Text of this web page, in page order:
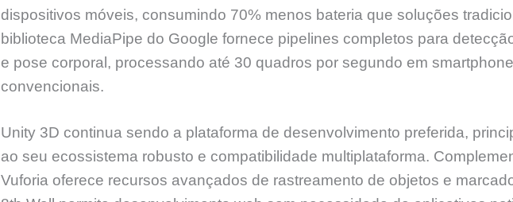
dispositivos móveis, consumindo 70% menos bateria que soluções
biblioteca MediaPipe do Google fornece pipelines completos para
e pose corporal, processando até 30 quadros por segundo em
convencionais.
Unity 3D continua sendo a plataforma de desenvolvimento preferida,
ao seu ecossistema robusto e compatibilidade multiplataforma.
Vuforia oferece recursos avançados de rastreamento de objetos e